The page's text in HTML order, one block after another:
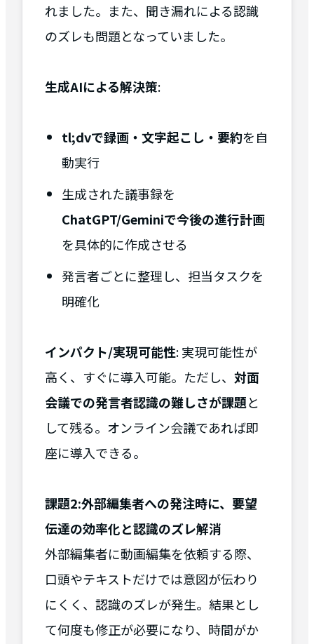
れました。また、聞き漏れによる認識
のズレも問題となっていました。
生成AIによる解決策:
tl;dvで録画・文字起こし・要約を自
動実行
生成された議事録を
ChatGPT/Geminiで今後の進行計画
を具体的に作成させる
発言者ごとに整理し、担当タスクを
明確化
インパクト/実現可能性: 実現可能性が
高く、すぐに導入可能。ただし、 対面
会議での発言者認識の難しさが課題と
して残る。オンライン会議であれば即
座に導入できる。
課題2:外部編集者への発注時に、要望
伝達の効率化と認識のズレ解消
外部編集者に動画編集を依頼する際、
口頭やテキストだけでは意図が伝わり
にくく、認識のズレが発生。結果とし
て何度も修正が必要になり、時間がか